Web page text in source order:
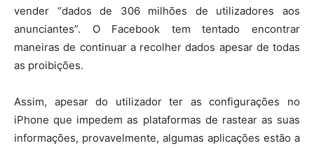
vender “dados de 306 milhões de utilizadores aos
anunciantes”. O Facebook tem tentado encontrar
maneiras de continuar a recolher dados apesar de todas
as proibições.
Assim, apesar do utilizador ter as configurações no
iPhone que impedem as plataformas de rastear as suas
informações, provavelmente, algumas aplicações estão a